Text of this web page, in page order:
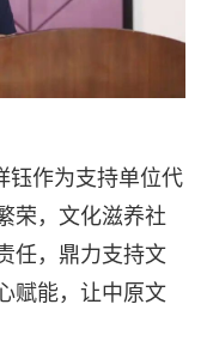
钰作为支持单位代
荣，文化滋养社
任，鼎力支持文
赋能，让中原文